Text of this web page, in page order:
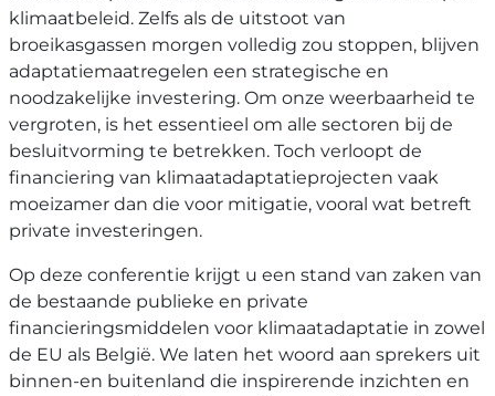
klimaatbeleid. Zelfs als de uitstoot van
broeikasgassen morgen volledig zou stoppen, blijven
adaptatiemaatregelen een strategische en
noodzakelijke investering. Om onze weerbaarheid te
vergroten, is het essentieel om alle sectoren bij de
besluitvorming te betrekken. Toch verloopt de
financiering van klimaatadaptatieprojecten vaak
moeizamer dan die voor mitigatie, vooral wat betreft
private investeringen.
Op deze conferentie krijgt u een stand van zaken van
de bestaande publieke en private
financieringsmiddelen voor klimaatadaptatie in zowel
de EU als België. We laten het woord aan sprekers uit
binnen-en buitenland die inspirerende inzichten en